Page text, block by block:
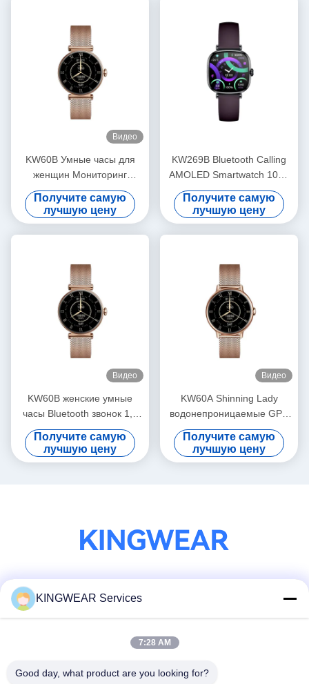
Видео
KW60B Умные часы для
женщин Мониторинг
здоровья Водостойкие
дамы Умные часы 1,7
дюйма
Получите самую
лучшую цену
KW269B Bluetooth Calling
AMOLED Smartwatch 100+
Спортивный режим Умные
часы Мониторинг здоровья
Получите самую
лучшую цену
Видео
KW60B женские умные
часы Bluetooth звонок 1,7
дюйма дисплей умные
часы водонепроницаемые
Получите самую
лучшую цену
Видео
KW60A Shinning Lady
водонепроницаемые GPS
умные часы 1,2 дюйма
дисплей умные часы
AMOLED
Получите самую
лучшую цену
Социальные сети
KINGWEAR Services
7:28 AM
Good day, what product are you looking for?